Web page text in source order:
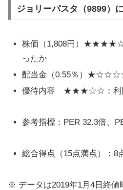
ジョリーパスタ（9899）
株価（1,808円）★★★★☆
ったか
配当金（0.55％）
優待内容 ★★★☆☆：利
参考指標：PER 32.3倍、
総合得点（15点満点）：8
※ データは2019年1月4日終値